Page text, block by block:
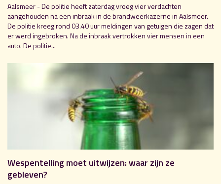
Aalsmeer - De politie heeft zaterdag vroeg vier verdachten
aangehouden na een inbraak in de brandweerkazerne in Aalsmeer.
De politie kreeg rond 03.40 uur meldingen van getuigen die zagen dat
er werd ingebroken. Na de inbraak vertrokken vier mensen in een
auto. De politie...
Wespentelling moet uitwijzen: waar zijn ze
gebleven?